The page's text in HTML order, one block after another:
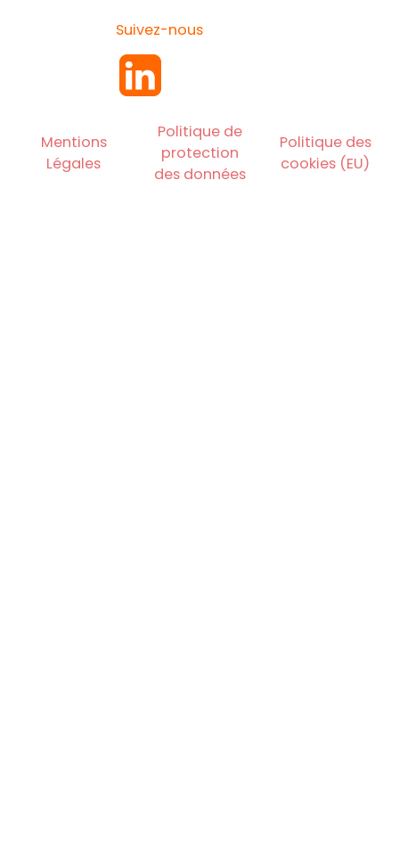
Suivez-nous
Mentions
Légales
Politique de
protection
des données
Politique des
cookies (EU)